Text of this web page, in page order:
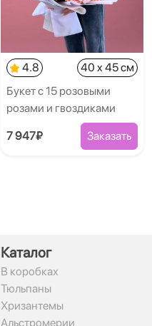
4.8
40 x 45 см
Букет с 15 розовыми
розами и гвоздиками
7 947₽ Заказать
Каталог
В коробках
Тюльпаны
Хризантемы
Альстромерии